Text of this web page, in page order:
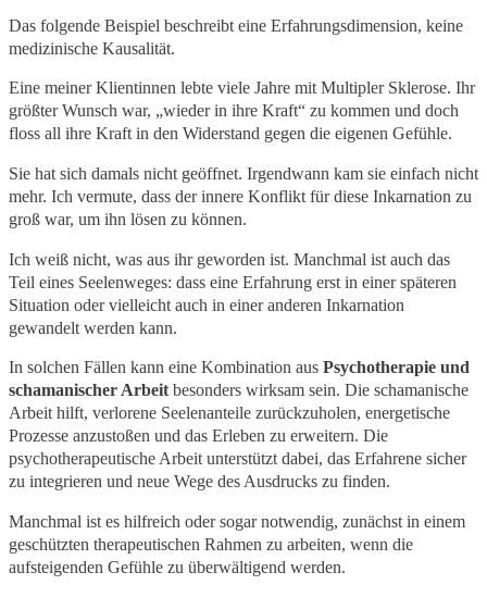
Das folgende Beispiel beschreibt eine Erfahrungsdimension, keine
medizinische Kausalität.
Eine meiner Klientinnen lebte viele Jahre mit Multipler Sklerose. Ihr
größter Wunsch war, „wieder in ihre Kraft“ zu kommen und doch
floss all ihre Kraft in den Widerstand gegen die eigenen Gefühle.
Sie hat sich damals nicht geöffnet. Irgendwann kam sie einfach nicht
mehr. Ich vermute, dass der innere Konflikt für diese Inkarnation zu
groß war, um ihn lösen zu können.
Ich weiß nicht, was aus ihr geworden ist. Manchmal ist auch das
Teil eines Seelenweges: dass eine Erfahrung erst in einer späteren
Situation oder vielleicht auch in einer anderen Inkarnation
gewandelt werden kann.
In solchen Fällen kann eine Kombination aus Psychotherapie und
schamanischer Arbeit besonders wirksam sein. Die schamanische
Arbeit hilft, verlorene Seelenanteile zurückzuholen, energetische
Prozesse anzustoßen und das Erleben zu erweitern. Die
psychotherapeutische Arbeit unterstützt dabei, das Erfahrene sicher
zu integrieren und neue Wege des Ausdrucks zu finden.
Manchmal ist es hilfreich oder sogar notwendig, zunächst in einem
geschützten therapeutischen Rahmen zu arbeiten, wenn die
aufsteigenden Gefühle zu überwältigend werden.